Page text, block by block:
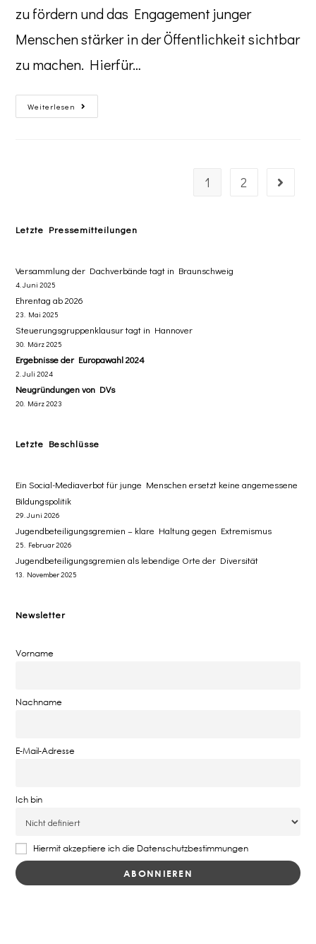
zu fördern und das Engagement junger
Menschen stärker in der Öffentlichkeit sichtbar
zu machen. Hierfür…
Weiterlesen
1 2
Letzte Pressemitteilungen
Versammlung der Dachverbände tagt in Braunschweig
4. Juni 2025
Ehrentag ab 2026
23. Mai 2025
Steuerungsgruppenklausur tagt in Hannover
30. März 2025
Ergebnisse der Europawahl 2024
2. Juli 2024
Neugründungen von DVs
20. März 2023
Letzte Beschlüsse
​Ein Social-Mediaverbot für junge Menschen ersetzt ​keine angemessene
Bildungspolitik
29. Juni 2026
Jugendbeteiligungsgremien – klare Haltung gegen Extremismus
25. Februar 2026
Jugendbeteiligungsgremien als lebendige Orte der Diversität
13. November 2025
Newsletter
Vorname
Nachname
E-Mail-Adresse
Ich bin
Hiermit akzeptiere ich die Datenschutzbestimmungen